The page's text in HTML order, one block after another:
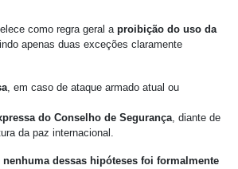
como regra geral a proibição do uso da
apenas duas exceções claramente
, em caso de ataque armado atual ou
do Conselho de Segurança, diante de
da paz internacional.
nenhuma dessas hipóteses foi formalmente